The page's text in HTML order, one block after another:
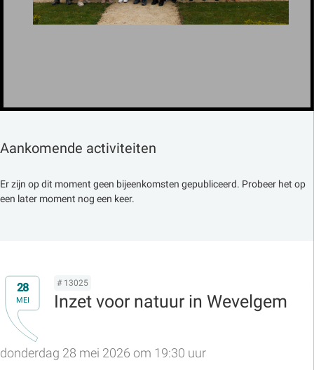
Aankomende activiteiten
Er zijn op dit moment geen bijeenkomsten gepubliceerd. Probeer het op
een later moment nog een keer.
28
MEI
# 13025
Inzet voor natuur in Wevelgem
donderdag 28 mei 2026 om 19:30 uur